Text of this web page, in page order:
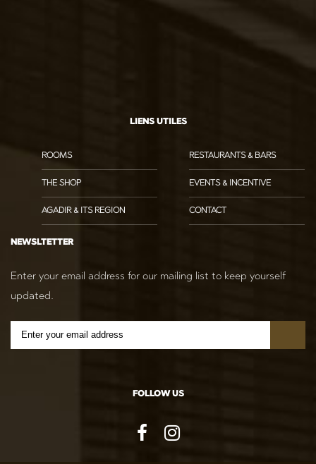
LIENS UTILES
ROOMS RESTAURANTS & BARS
THE SHOP EVENTS & INCENTIVE
AGADIR & ITS REGION CONTACT
NEWSLTETTER
Enter your email address for our mailing list to keep yourself
updated.
FOLLOW US